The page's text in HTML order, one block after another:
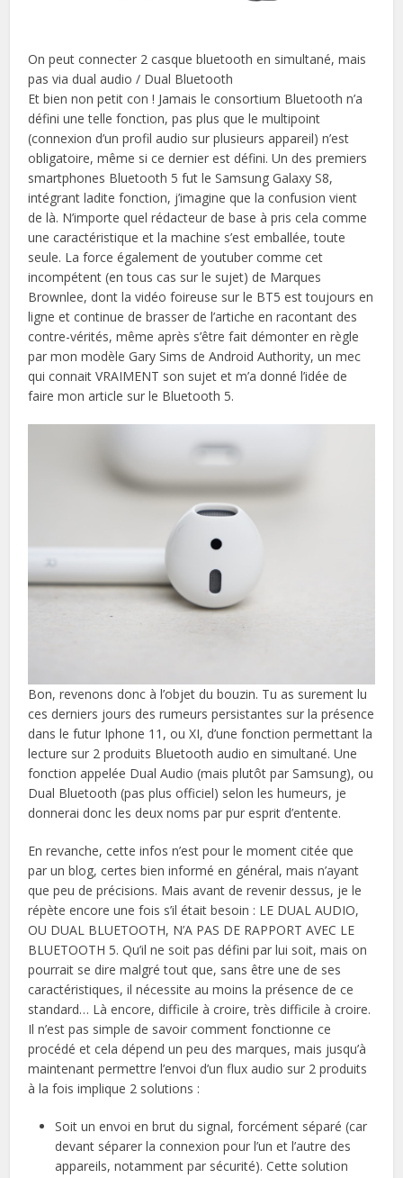
On peut connecter 2 casque bluetooth en simultané, mais
pas via dual audio / Dual Bluetooth
Et bien non petit con ! Jamais le consortium Bluetooth n’a
défini une telle fonction, pas plus que le multipoint
(connexion d’un profil audio sur plusieurs appareil) n’est
obligatoire, même si ce dernier est défini. Un des premiers
smartphones Bluetooth 5 fut le Samsung Galaxy S8,
intégrant ladite fonction, j’imagine que la confusion vient
de là. N’importe quel rédacteur de base à pris cela comme
une caractéristique et la machine s’est emballée, toute
seule. La force également de youtuber comme cet
incompétent (en tous cas sur le sujet) de Marques
Brownlee, dont la vidéo foireuse sur le BT5 est toujours en
ligne et continue de brasser de l’artiche en racontant des
contre-vérités, même après s’être fait démonter en règle
par mon modèle Gary Sims de Android Authority, un mec
qui connait VRAIMENT son sujet et m’a donné l’idée de
faire mon article sur le Bluetooth 5.
Bon, revenons donc à l’objet du bouzin. Tu as surement lu
ces derniers jours des rumeurs persistantes sur la présence
dans le futur Iphone 11, ou XI, d’une fonction permettant la
lecture sur 2 produits Bluetooth audio en simultané. Une
fonction appelée Dual Audio (mais plutôt par Samsung), ou
Dual Bluetooth (pas plus officiel) selon les humeurs, je
donnerai donc les deux noms par pur esprit d’entente.
En revanche, cette infos n’est pour le moment citée que
par un blog, certes bien informé en général, mais n’ayant
que peu de précisions. Mais avant de revenir dessus, je le
répète encore une fois s’il était besoin : LE DUAL AUDIO,
OU DUAL BLUETOOTH, N’A PAS DE RAPPORT AVEC LE
BLUETOOTH 5. Qu’il ne soit pas défini par lui soit, mais on
pourrait se dire malgré tout que, sans être une de ses
caractéristiques, il nécessite au moins la présence de ce
standard… Là encore, difficile à croire, très difficile à croire.
Il n’est pas simple de savoir comment fonctionne ce
procédé et cela dépend un peu des marques, mais jusqu’à
maintenant permettre l’envoi d’un flux audio sur 2 produits
à la fois implique 2 solutions :
Soit un envoi en brut du signal, forcément séparé (car
devant séparer la connexion pour l’un et l’autre des
appareils, notamment par sécurité). Cette solution